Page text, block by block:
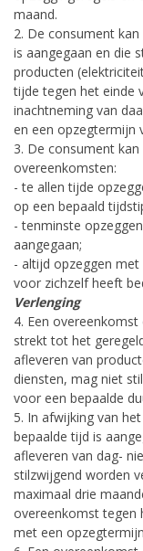
maand.
2. De consument
is aangegaan en die
producten
tijde tegen het einde
inachtneming van
en een opzegtermijn
3. De consument
overeenkomsten:
- te allen tijde
op een bepaald
- tenminste
aangegaan;
- altijd opzeggen
voor zichzelf heeft
Verlenging
4. Een
strekt tot het
afleveren van
diensten, mag niet
voor een bepaalde
5. In afwijking van
bepaalde tijd is
afleveren van dag-
stilzwijgend worden
maximaal drie
overeenkomst tegen
met een